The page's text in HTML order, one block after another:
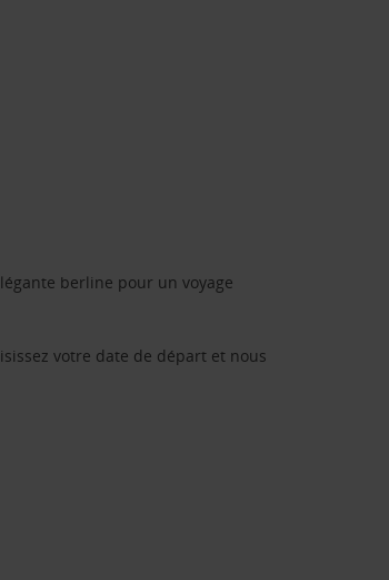
berline pour un voyage
votre date de départ et nous